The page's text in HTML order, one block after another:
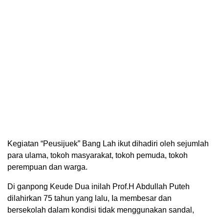
Kegiatan “Peusijuek” Bang Lah ikut dihadiri oleh sejumlah
para ulama, tokoh masyarakat, tokoh pemuda, tokoh
perempuan dan warga.
Di ganpong Keude Dua inilah Prof.H Abdullah Puteh
dilahirkan 75 tahun yang lalu, Ia membesar dan
bersekolah dalam kondisi tidak menggunakan sandal,